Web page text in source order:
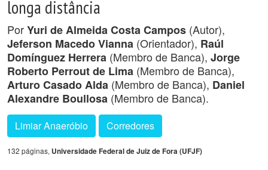
longa distância
PorYuri de Almeida Costa Campos (Autor),
Jeferson Macedo Vianna (Orientador), Raúl
Domínguez Herrera (Membro de Banca), Jorge
Roberto Perrout de Lima (Membro de Banca),
Arturo Casado Alda (Membro de Banca), Daniel
Alexandre Boullosa (Membro de Banca).
Limiar Anaeróbio Corredores
132 páginas, Universidade Federal de Juiz de Fora (UFJF)